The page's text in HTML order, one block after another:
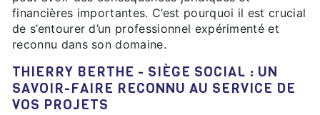
financières importantes. C’est pourquoi il est crucial
de s’entourer d’un professionnel expérimenté et
reconnu dans son domaine.
THIERRY BERTHE - SIÈGE SOCIAL : UN
SAVOIR-FAIRE RECONNU AU SERVICE DE
VOS PROJETS